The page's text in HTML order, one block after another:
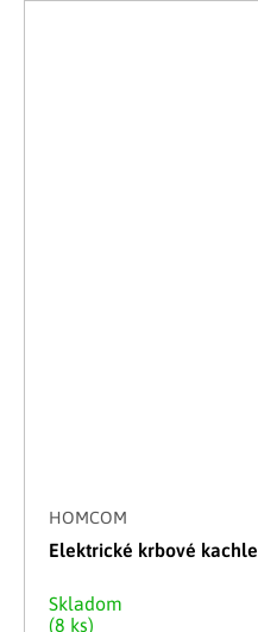
HOMCOM
Elektrické krbové kachle
Skladom
(8 ks)